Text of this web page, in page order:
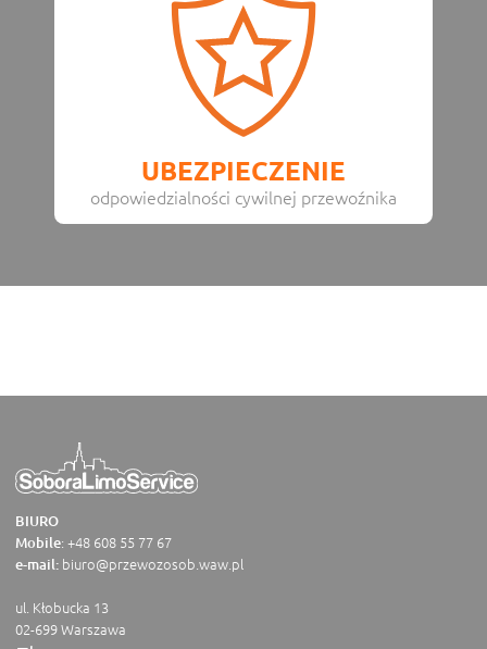
UBEZPIECZENIE
odpowiedzialności cywilnej przewoźnika
BIURO
Mobile:+48 608 55 77 67
e-mail: biuro@przewozosob.waw.pl
ul. Kłobucka 13
02-699 Warszawa